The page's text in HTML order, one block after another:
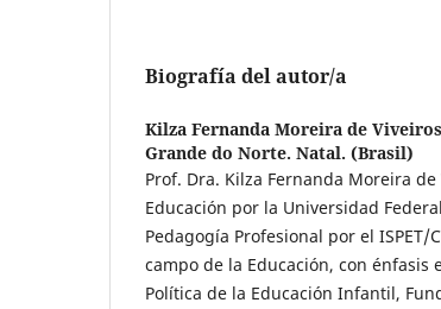
Biografía del autor/a
Kilza Fernanda Moreira de
Grande do Norte. Natal. (Brasil)
Prof. Dra. Kilza Fernanda Moreira
Educación por la Universidad
Pedagogía Profesional por el
campo de la Educación, con énfasis
Política de la Educación Infantil,